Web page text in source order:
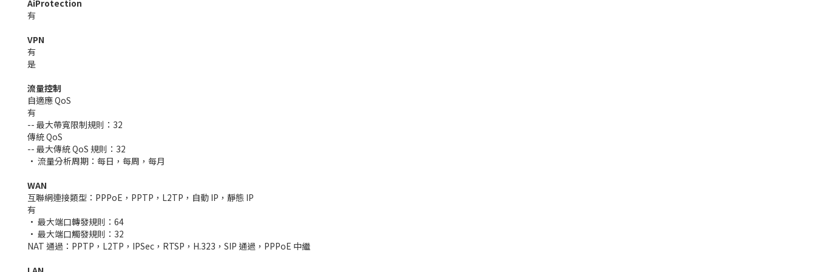
AiProtection
有
VPN
有
是
流量控制
自適應 QoS
有
-- 最大帶寬限制規則：32
傳統 QoS
-- 最大傳統 QoS 規則：32
• 流量分析周期：每日，每周，每月
WAN
互聯網連接類型：PPPoE，PPTP，L2TP，自動 IP，靜態 IP
有
• 最大端口轉發規則：64
• 最大端口觸發規則：32
NAT 通過：PPTP，L2TP，IPSec，RTSP，H.323，SIP 通過，PPPoE 中繼